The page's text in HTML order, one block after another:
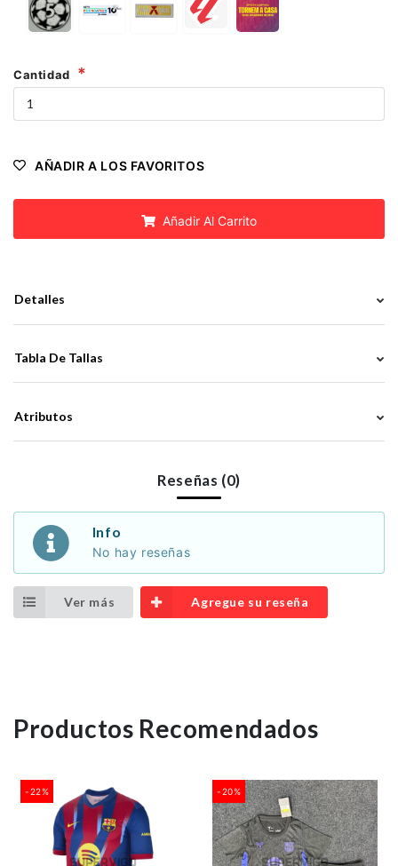
Cantidad
AÑADIR A LOS FAVORITOS
Añadir Al Carrito
Detalles
Tabla De Tallas
Atributos
Reseñas (0)
Info
No hay reseñas
Ver más Agregue su reseña
Productos Recomendados
-22% -20%